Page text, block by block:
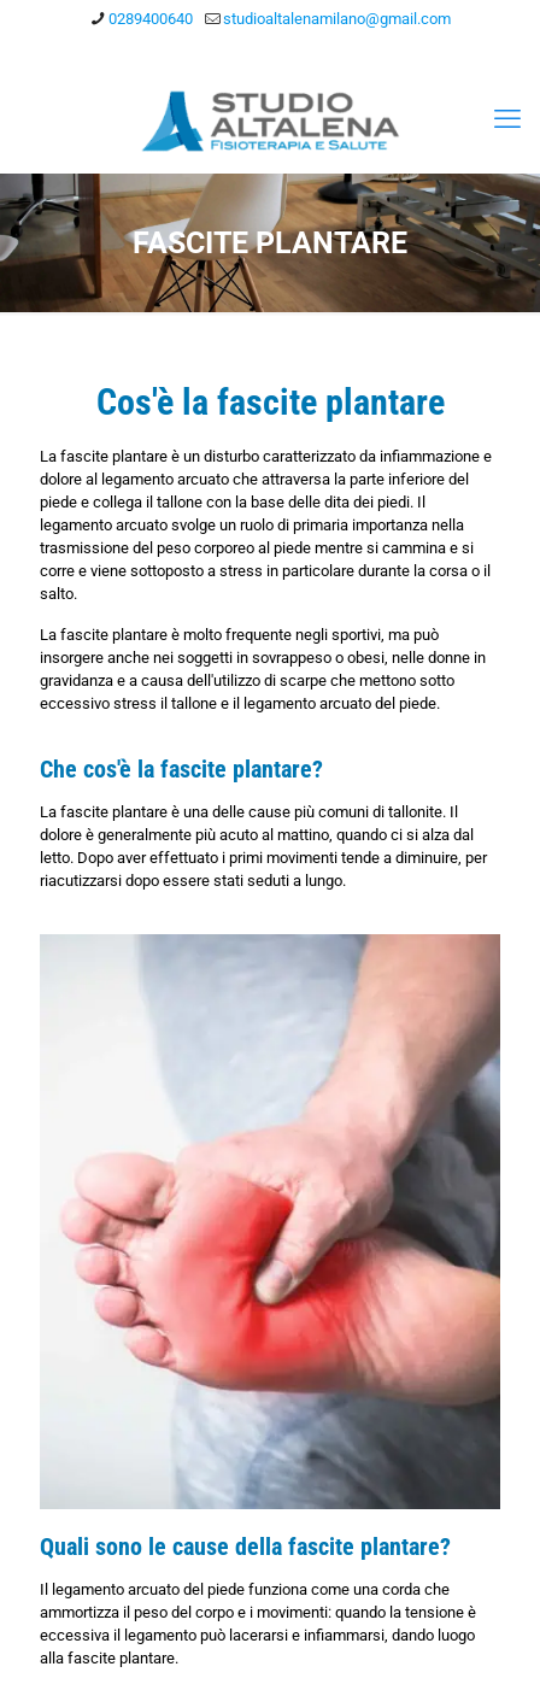
0289400640 studioaltalenamilano@gmail.com
FASCITE PLANTARE
Cos'è la fascite plantare
La fascite plantare è un disturbo caratterizzato da infiammazione e
dolore al legamento arcuato che attraversa la parte inferiore del
piede e collega il tallone con la base delle dita dei piedi. Il
legamento arcuato svolge un ruolo di primaria importanza nella
trasmissione del peso corporeo al piede mentre si cammina e si
corre e viene sottoposto a stress in particolare durante la corsa o il
salto.
La fascite plantare è molto frequente negli sportivi, ma può
insorgere anche nei soggetti in sovrappeso o obesi, nelle donne in
gravidanza e a causa dell'utilizzo di scarpe che mettono sotto
eccessivo stress il tallone e il legamento arcuato del piede.
Che cos'è la fascite plantare?
La fascite plantare è una delle cause più comuni di tallonite. Il
dolore è generalmente più acuto al mattino, quando ci si alza dal
letto. Dopo aver effettuato i primi movimenti tende a diminuire, per
riacutizzarsi dopo essere stati seduti a lungo.
Quali sono le cause della fascite plantare?
Il legamento arcuato del piede funziona come una corda che
ammortizza il peso del corpo e i movimenti: quando la tensione è
eccessiva il legamento può lacerarsi e infiammarsi, dando luogo
alla fascite plantare.